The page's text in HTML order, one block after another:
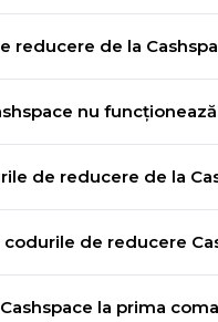
reducere de la
nu
de reducere de la
de reducere
la prima